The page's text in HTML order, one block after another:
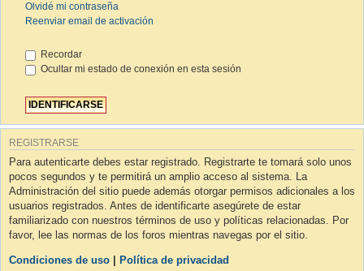
Olvidé mi contraseña
Reenviar email de activación
Recordar
Ocultar mi estado de conexión en esta sesión
REGISTRARSE
Para autenticarte debes estar registrado. Registrarte te tomará solo unos
pocos segundos y te permitirá un amplio acceso al sistema. La
Administración del sitio puede además otorgar permisos adicionales a los
usuarios registrados. Antes de identificarte asegúrete de estar
familiarizado con nuestros términos de uso y políticas relacionadas. Por
favor, lee las normas de los foros mientras navegas por el sitio.
Condiciones de uso Política de privacidad